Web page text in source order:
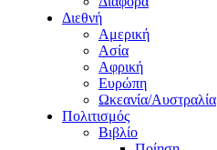
Διεθνή
Αμερική
Ασία
Αφρική
Ευρώπη
Ωκεανία/Αυστραλία
Πολιτισμός
Βιβλίο